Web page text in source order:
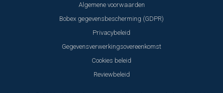
Algemene voorwaarden
Bobex gegevensbescherming (GDPR)
Privacybeleid
Gegevensverwerkingsovereenkomst
Cookies beleid
Reviewbeleid